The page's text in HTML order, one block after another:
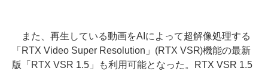
また、再生している動画をAIによって超解像処理する
「RTX Video Super Resolution」(RTX VSR)機能の最新
版「RTX VSR 1.5」も利用可能となった。RTX VSR 1.5